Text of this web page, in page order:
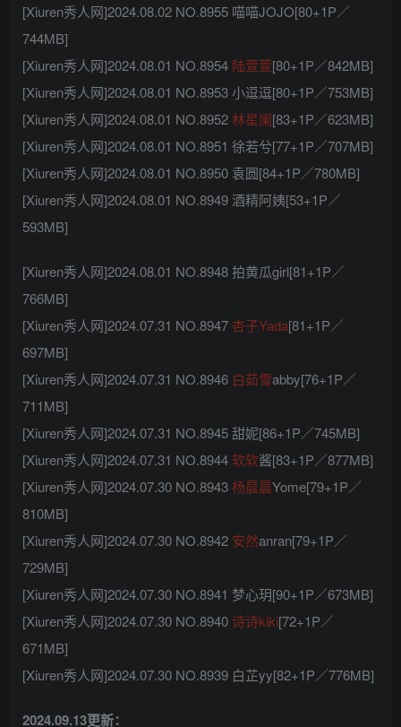
[Xiuren秀人网]2024.08.02 NO.8955 喵喵JOJO[80+1P／
744MB]
[Xiuren秀人网]2024.08.01 NO.8954 陆萱萱[80+1P／842MB]
[Xiuren秀人网]2024.08.01 NO.8953 小逗逗[80+1P／753MB]
[Xiuren秀人网]2024.08.01 NO.8952林星阑[83+1P／623MB]
[Xiuren秀人网]2024.08.01 NO.8951 徐若兮[77+1P／707MB]
[Xiuren秀人网]2024.08.01 NO.8950 袁圆[84+1P／780MB]
[Xiuren秀人网]2024.08.01 NO.8949 酒精阿姨[53+1P／
593MB]
[Xiuren秀人网]2024.08.01 NO.8948 拍黄瓜girl[81+1P／
766MB]
[Xiuren秀人网]2024.07.31 NO.8947 杏子Yada[81+1P／
697MB]
[Xiuren秀人网]2024.07.31 NO.8946 白茹雪abby[76+1P／
711MB]
[Xiuren秀人网]2024.07.31 NO.8945 甜妮[86+1P／745MB]
[Xiuren秀人网]2024.07.31 NO.8944软软酱[83+1P／877MB]
[Xiuren秀人网]2024.07.30 NO.8943杨晨晨Yome[79+1P／
810MB]
[Xiuren秀人网]2024.07.30 NO.8942 安然anran[79+1P／
729MB]
[Xiuren秀人网]2024.07.30 NO.8941 梦心玥[90+1P／673MB]
[Xiuren秀人网]2024.07.30 NO.8940诗诗kiki[72+1P／
671MB]
[Xiuren秀人网]2024.07.30 NO.8939 白芷yy[82+1P／776MB]
2024.09.13更新：